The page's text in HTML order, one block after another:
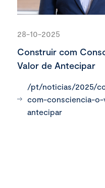
28-10-2025
Construir com
Valor de Antecipar
/pt/noticias/2025/
com-consciencia-
antecipar